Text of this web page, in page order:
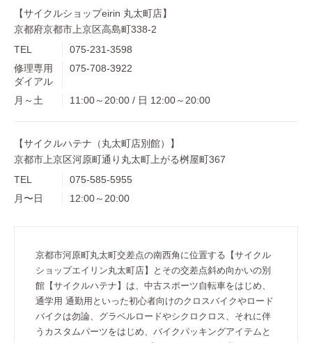
【サイクルショップeirin 丸太町店】
京都府京都市上京区高島町338-2
TEL
075-231-3598
修理専用
ダイアル
075-708-3922
月～土 11:00～20:00 / 日 12:00～20:00
【サイクルハテナ（丸太町店別館）】
京都市上京区河原町通り丸太町上がる桝屋町367
TEL
075-585-5955
月〜日
12:00～20:00
京都市河原町丸太町交差点の南西角に位置する【サイクル
ショップエイリン丸太町店】とその交差点斜め向かいの別
館【サイクルハテナ】は、中古スポーツ自転車をはじめ、
通学用 通勤用といった初心者向けのクロスバイクやロード
バイクは勿論、グラベルロードやシクロクロス、それに伴
うカスタムパーツをはじめ、バイクパッキングアイテムと